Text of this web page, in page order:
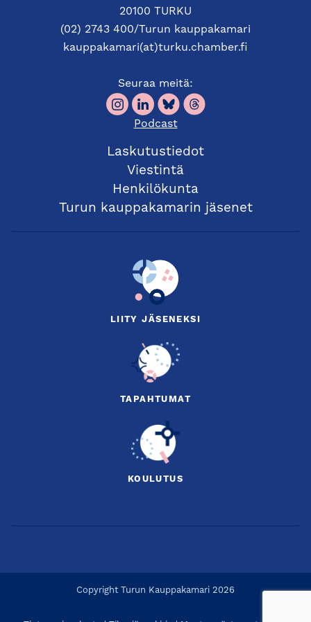
7. Edustus Turun kauppakamariin
8. Muut asiat
9. Kokouksen päättäminen
Puhujavieraana kokouksen alussa
ajankäytön ja kiireen hallinta
Anna Perho on toimittaja, valmentaja ja sisältöjen moniosaaja. Hän
käsikirjoittajana, tuottajana ja Suomen ahkerimpana kolumnistina.
Mediauransa ohella Anna Perho on toiminut yritysvalmentajana
johtamisen tematiikka sekä vuorovaikutukseen ja esiintymiseen
Kiireen lievittämiseen kohdennettu puheenvuoro on ladattu
täyteen käytännöllisiä näkökulmia ja malleja, joilla kiireen
Loimaan kauppakamariosaston hallitus
20100 TURKU
(02) 2743 400/Turun kauppakamari
kauppakamari(at)turku.chamber.fi
Seuraa meitä:
Podcast
Laskutustiedot
Viestintä
Henkilökunta
Turun kauppakamarin jäsenet
LIITY JÄSENEKSI
TAPAHTUMAT
KOULUTUS
Copyright Turun Kauppakamari 2026